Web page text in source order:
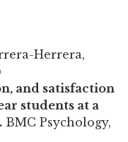
Herrera,
and satisfaction
students at a
BMC Psychology,